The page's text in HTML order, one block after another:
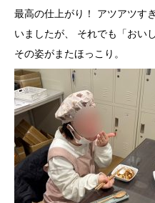
最高の仕上がり！ アツアツす
いましたが、 それでも「おい
その姿がまたほっこり。